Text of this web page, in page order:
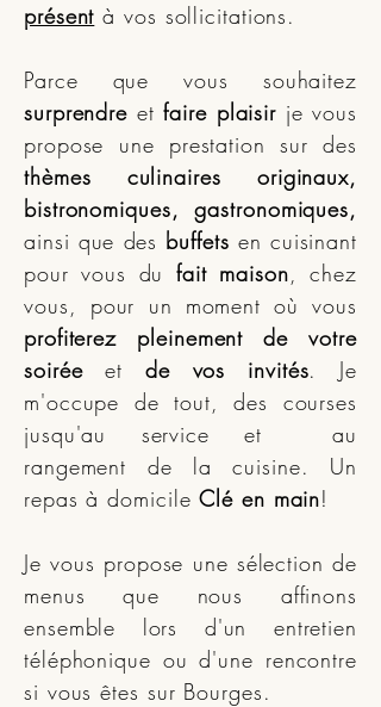
présent à vos sollicitations.
Parce que vous souhaitez
surprendre etfaire plaisir je vous
propose une prestation sur des
thèmes culinaires originaux,
bistronomiques, gastronomiques,
ainsi que des buffets en cuisinant
pour vous dufait maison, chez
vous, pour un moment où vous
profiterez pleinement de votre
soiréeet de vos invités. Je
m'occupe de tout, des courses
jusqu'au service et au
rangement de la cuisine. Un
repas à domicileClé en main!
Je vous propose une sélection de
menus que nous affinons
ensemble lors d'un entretien
téléphonique ou d'une rencontre
si vous êtes sur Bourges.